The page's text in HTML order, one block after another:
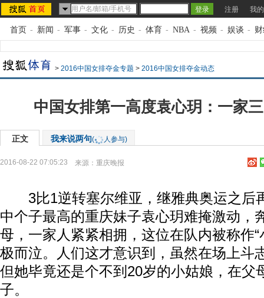
注册 我
首页 - 新闻 - 军事 - 文化 - 历史 - 体育 - NBA - 视频 - 娱谈 -
> 2016中国女排夺金专题 > 2016中国女排夺金动态
中国女排第一高度袁心玥：一家
正文 我来说两句( 人参与)
2016-08-22 07:05:23 来源： 重庆晚报
3比1逆转塞尔维亚，继雅典奥运之后
中个子最高的重庆妹子袁心玥难掩激动，
母，一家人紧紧相拥，这位在队内被称作“
极而泣。人们这才意识到，虽然在场上斗
但她毕竟还是个不到20岁的小姑娘，在父
子。